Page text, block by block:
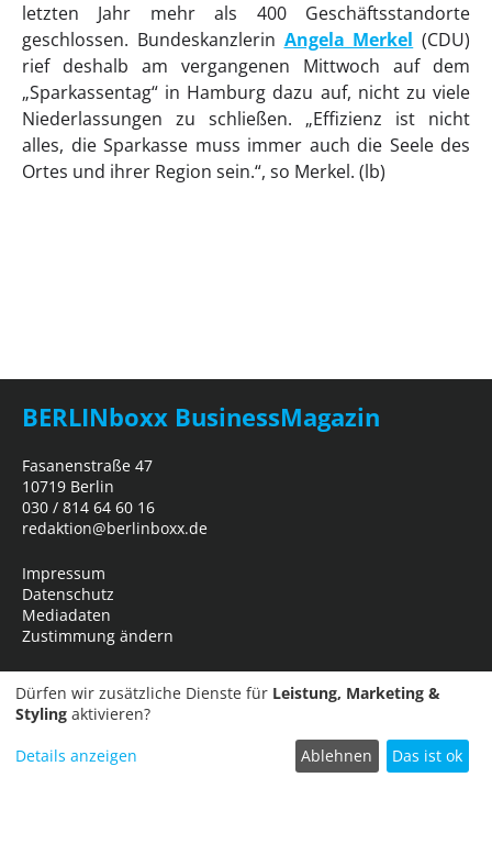
letzten Jahr mehr als 400 Geschäftsstandorte
geschlossen. Bundeskanzlerin Angela Merkel (CDU)
rief deshalb am vergangenen Mittwoch auf dem
„Sparkassentag“ in Hamburg dazu auf, nicht zu viele
Niederlassungen zu schließen. „Effizienz ist nicht
alles, die Sparkasse muss immer auch die Seele des
Ortes und ihrer Region sein.“, so Merkel. (lb)
BERLINboxx BusinessMagazin
Fasanenstraße 47
10719 Berlin
030 / 814 64 60 16
redaktion@berlinboxx.de
Impressum
Datenschutz
Mediadaten
Zustimmung ändern
Dürfen wir zusätzliche Dienste für Leistung, Marketing &
Styling aktivieren?
Details anzeigen Ablehnen Das ist ok